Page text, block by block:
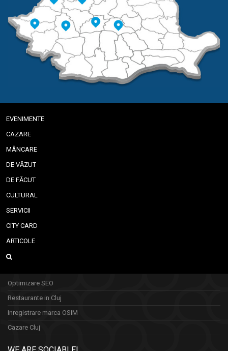
EVENIMENTE
CAZARE
MÂNCARE
DE VĂZUT
DE FĂCUT
CULTURAL
SERVICII
CITY CARD
ARTICOLE
Optimizare SEO
Restaurante in Cluj
Inregistrare marca OSIM
Cazare Cluj